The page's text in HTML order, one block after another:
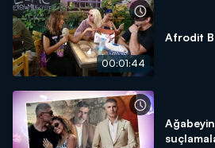
00:01:44
Afrodit